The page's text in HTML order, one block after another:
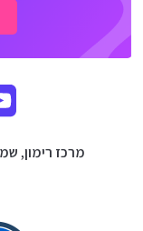
מרכז רימון, שמעון בן שטח